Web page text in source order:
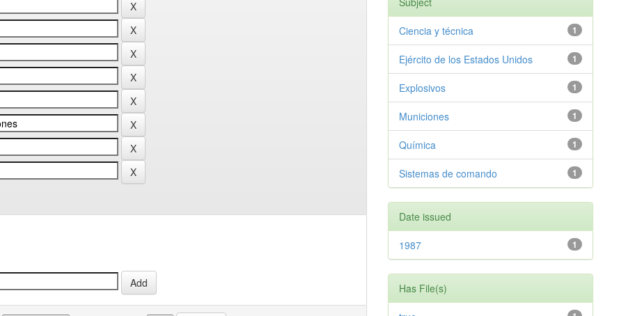
1
Ciencia y técnica
1
Ejército de los Estados Unidos
1
Explosivos
1
Municiones
1
Química
1
Sistemas de comando
Date issued
1
1987
Has File(s)